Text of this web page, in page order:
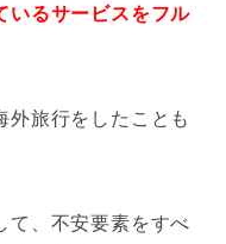
いるサービスをフル
外旅行をしたことも
て、不安要素をすべ